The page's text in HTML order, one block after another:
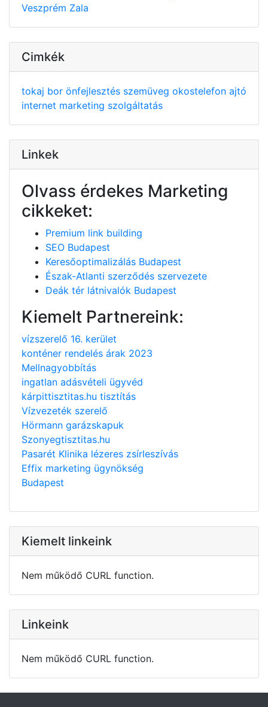
Veszprém Zala
Cimkék
tokaj bor önfejlesztés szemüveg okostelefon ajtó
internet marketing szolgáltatás
Linkek
Olvass érdekes Marketing
cikkeket:
Premium link building
SEO Budapest
Keresőoptimalizálás Budapest
Észak-Atlanti szerződés szervezete
Deák tér látnivalók Budapest
Kiemelt Partnereink:
vízszerelő 16. kerület
konténer rendelés árak 2023
Mellnagyobbítás
ingatlan adásvételi ügyvéd
kárpittisztitas.hu tisztítás
Vízvezeték szerelő
Hörmann garázskapuk
Szonyegtisztitas.hu
Pasarét Klinika lézeres zsírleszívás
Effix marketing ügynökség
Budapest
Kiemelt linkeink
Nem működő CURL function.
Linkeink
Nem működő CURL function.